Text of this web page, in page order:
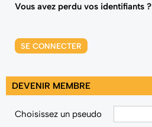
Vous avez perdu vos identifiants ?
SE CONNECTER
DEVENIR MEMBRE
Choisissez un pseudo